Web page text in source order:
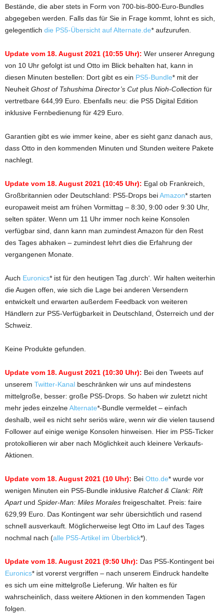
Bestände, die aber stets in Form von 700-bis-800-Euro-Bundles
abgegeben werden. Falls das für Sie in Frage kommt, lohnt es sich,
gelegentlich die PS5-Übersicht auf Alternate.de* aufzurufen.
Update vom 18. August 2021 (10:55 Uhr): Wer unserer Anregung
von 10 Uhr gefolgt ist und Otto im Blick behalten hat, kann in
diesen Minuten bestellen: Dort gibt es ein PS5-Bundle* mit der
Neuheit Ghost of Tshushima Director’s Cutplus Nioh-Collection für
vertretbare 644,99 Euro. Ebenfalls neu: die PS5 Digital Edition
inklusive Fernbedienung für 429 Euro.
Garantien gibt es wie immer keine, aber es sieht ganz danach aus,
dass Otto in den kommenden Minuten und Stunden weitere Pakete
nachlegt.
Update vom 18. August 2021 (10:45 Uhr): Egal ob Frankreich,
Großbritannien oder Deutschland: PS5-Drops beiAmazon* starten
europaweit meist am frühen Vormittag – 8:30, 9:00 oder 9:30 Uhr,
selten später. Wenn um 11 Uhr immer noch keine Konsolen
verfügbar sind, dann kann man zumindest Amazon für den Rest
des Tages abhaken – zumindest lehrt dies die Erfahrung der
vergangenen Monate.
Auch Euronics* ist für den heutigen Tag ‚durch‘. Wir halten weiterhin
die Augen offen, wie sich die Lage bei anderen Versendern
entwickelt und erwarten außerdem Feedback von weiteren
Händlern zur PS5-Verfügbarkeit in Deutschland, Österreich und der
Schweiz.
Keine Produkte gefunden.
Update vom 18. August 2021 (10:30 Uhr): Bei den Tweets auf
unserem Twitter-Kanal beschränken wir uns auf mindestens
mittelgroße, besser: große PS5-Drops. So haben wir zuletzt nicht
mehr jedes einzelneAlternate*-Bundle vermeldet – einfach
deshalb, weil es nicht sehr seriös wäre, wenn wir die vielen tausend
Follower auf einige wenige Konsolen hinweisen. Hier im PS5-Ticker
protokollieren wir aber nach Möglichkeit auch kleinere Verkaufs-
Aktionen.
Update vom 18. August 2021 (10 Uhr): Bei Otto.de* wurde vor
wenigen Minuten ein PS5-Bundle inklusive Ratchet & Clank: Rift
Apartund Spider-Man: Miles Morales freigeschaltet. Preis: faire
629,99 Euro. Das Kontingent war sehr übersichtlich und rasend
schnell ausverkauft. Möglicherweise legt Otto im Lauf des Tages
nochmal nach (alle PS5-Artikel im Überblick*).
Update vom 18. August 2021 (9:50 Uhr): Das PS5-Kontingent bei
Euronics* ist vorerst vergriffen – nach unserem Eindruck handelte
es sich um eine mittelgroße Lieferung. Wir halten es für
wahrscheinlich, dass weitere Aktionen in den kommenden Tagen
folgen.